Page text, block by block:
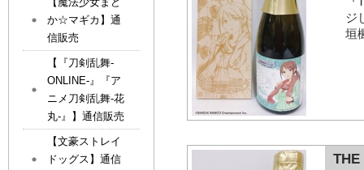
ジ
垣
か☆マギカ】通
信販売
【『刀剣乱舞-
ONLINE-』『ア
ニメ刀剣乱舞-花
丸-』】通信販売
【文豪ストレイ
ドッグス】通信